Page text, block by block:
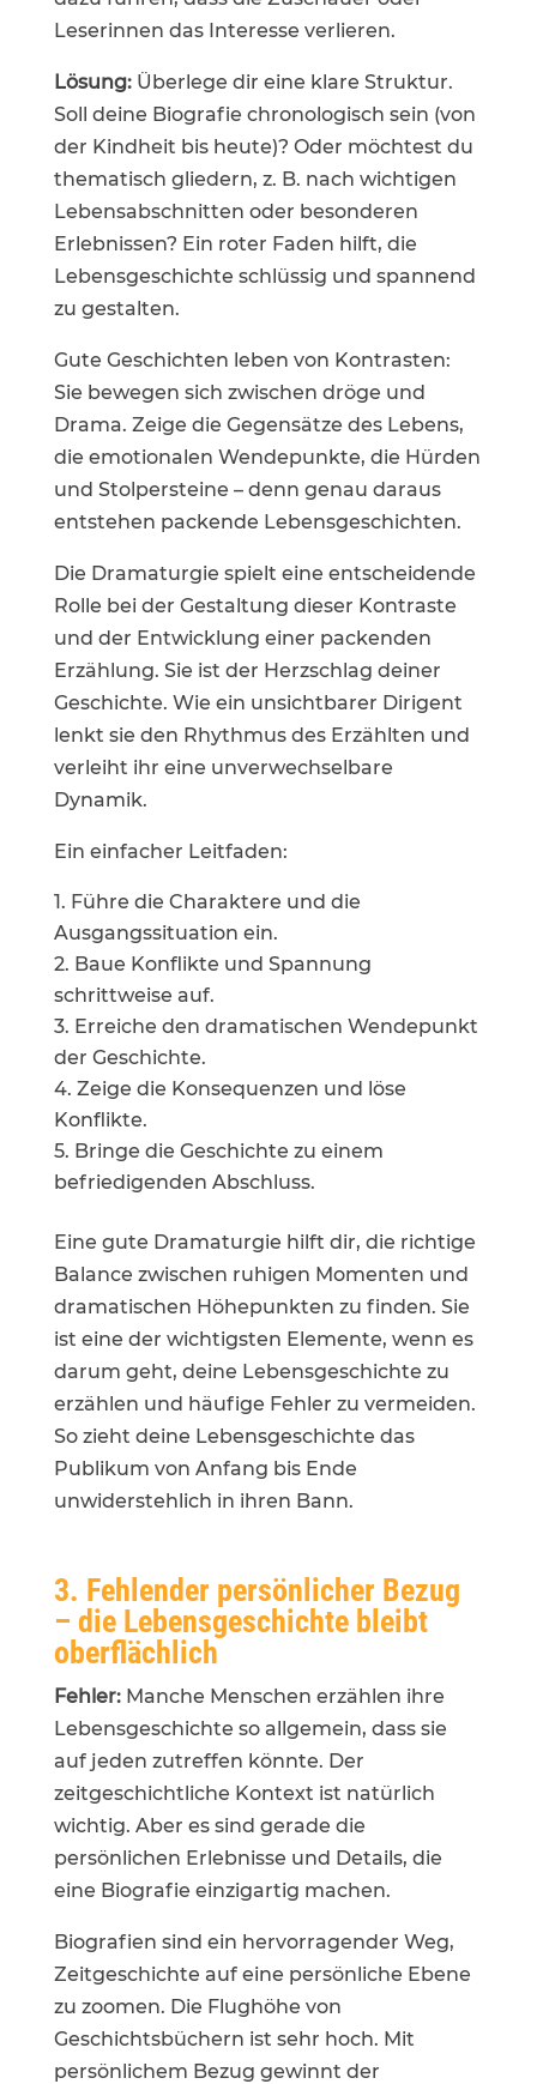
Leserinnen das Interesse verlieren.
Lösung:Überlege dir eine klare Struktur.
Soll deine Biografie chronologisch sein (von
der Kindheit bis heute)? Oder möchtest du
thematisch gliedern, z. B. nach wichtigen
Lebensabschnitten oder besonderen
Erlebnissen? Ein roter Faden hilft, die
Lebensgeschichte schlüssig und spannend
zu gestalten.
Gute Geschichten leben von Kontrasten:
Sie bewegen sich zwischen dröge und
Drama. Zeige die Gegensätze des Lebens,
die emotionalen Wendepunkte, die Hürden
und Stolpersteine – denn genau daraus
entstehen packende Lebensgeschichten.
Die Dramaturgie spielt eine entscheidende
Rolle bei der Gestaltung dieser Kontraste
und der Entwicklung einer packenden
Erzählung. Sie ist der Herzschlag deiner
Geschichte. Wie ein unsichtbarer Dirigent
lenkt sie den Rhythmus des Erzählten und
verleiht ihr eine unverwechselbare
Dynamik.
Ein einfacher Leitfaden:
Führe die Charaktere und die
Ausgangssituation ein.
Baue Konflikte und Spannung
schrittweise auf.
Erreiche den dramatischen Wendepunkt
der Geschichte.
Zeige die Konsequenzen und löse
Konflikte.
Bringe die Geschichte zu einem
befriedigenden Abschluss.
Eine gute Dramaturgie hilft dir, die richtige
Balance zwischen ruhigen Momenten und
dramatischen Höhepunkten zu finden. Sie
ist eine der wichtigsten Elemente, wenn es
darum geht, deine Lebensgeschichte zu
erzählen und häufige Fehler zu vermeiden.
So zieht deine Lebensgeschichte das
Publikum von Anfang bis Ende
unwiderstehlich in ihren Bann.
3. Fehlender persönlicher Bezug
– die Lebensgeschichte bleibt
oberflächlich
Fehler:Manche Menschen erzählen ihre
Lebensgeschichte so allgemein, dass sie
auf jeden zutreffen könnte. Der
zeitgeschichtliche Kontext ist natürlich
wichtig. Aber es sind gerade die
persönlichen Erlebnisse und Details, die
eine Biografie einzigartig machen.
Biografien sind ein hervorragender Weg,
Zeitgeschichte auf eine persönliche Ebene
zu zoomen. Die Flughöhe von
Geschichtsbüchern ist sehr hoch. Mit
persönlichem Bezug gewinnt der